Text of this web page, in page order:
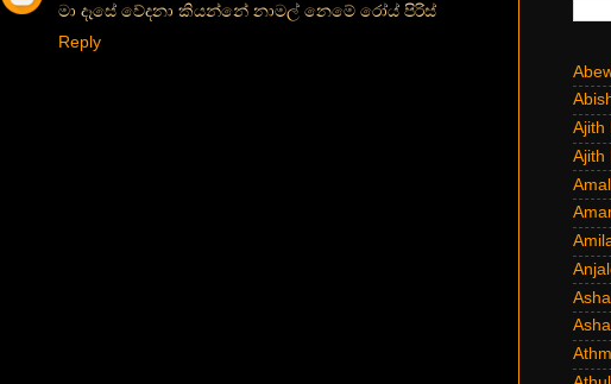
මා දෑසේ වේදනා කියන්නේ නාමල් නෙමේ රෝය් පිරිස්
Reply
Ajith
Ajith